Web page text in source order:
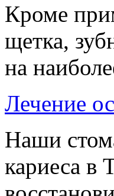
Кроме
щетка,
на
Лечение
Наши
кариеса в